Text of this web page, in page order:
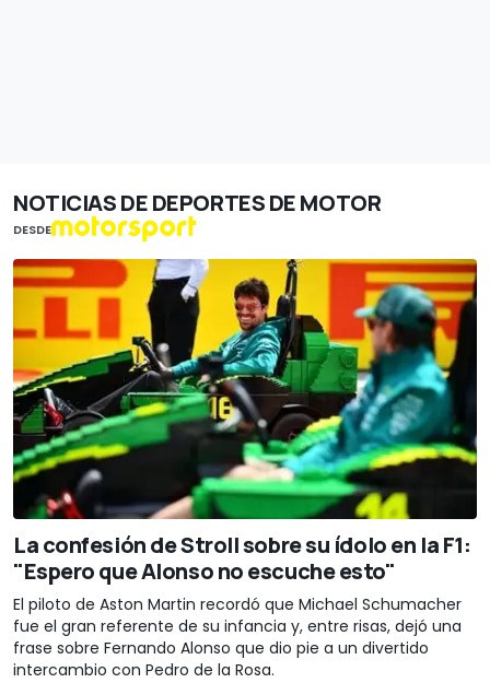
NOTICIAS DE DEPORTES DE MOTOR
DESDE
La confesión de Stroll sobre su ídolo en la F1:
"Espero que Alonso no escuche esto"
El piloto de Aston Martin recordó que Michael Schumacher
fue el gran referente de su infancia y, entre risas, dejó una
frase sobre Fernando Alonso que dio pie a un divertido
intercambio con Pedro de la Rosa.